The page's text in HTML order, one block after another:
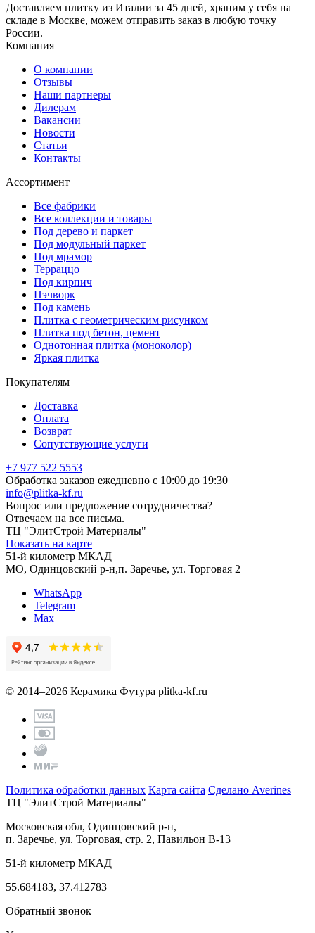
Доставляем плитку из Италии за 45 дней, храним у себя на
складе в Москве, можем отправить заказ в любую точку
России.
Компания
О компании
Отзывы
Наши партнеры
Дилерам
Вакансии
Новости
Статьи
Контакты
Ассортимент
Все фабрики
Все коллекции и товары
Под дерево и паркет
Под модульный паркет
Под мрамор
Терраццо
Под кирпич
Пэчворк
Под камень
Плитка с геометрическим рисунком
Плитка под бетон, цемент
Однотонная плитка (моноколор)
Яркая плитка
Покупателям
Доставка
Оплата
Возврат
Сопутствующие услуги
+7 977 522 5553
Обработка заказов ежедневно с 10:00 до 19:30
info@plitka-kf.ru
Вопрос или предложение сотрудничества?
Отвечаем на все письма.
ТЦ "ЭлитСтрой Материалы"
Показать на карте
51-й километр МКАД
МО, Одинцовский р-н,п. Заречье, ул. Торговая 2
WhatsApp
Telegram
Max
© 2014–2026 Керамика Футура plitka-kf.ru
Политика обработки данных Карта сайта Сделано Averines
ТЦ "ЭлитСтрой Материалы"
Московская обл, Одинцовский р-н,
п. Заречье, ул. Торговая, стр. 2, Павильон В-13
51-й километр МКАД
55.684183, 37.412783
Обратный звонок